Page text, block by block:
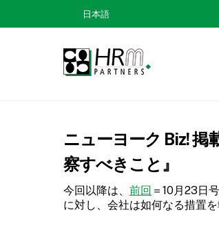
日本語
ニューヨーク Biz! 掲
察すべきこと』
今回以降は、 前回 ＝10月23日
に対し、会社は如何なる措置